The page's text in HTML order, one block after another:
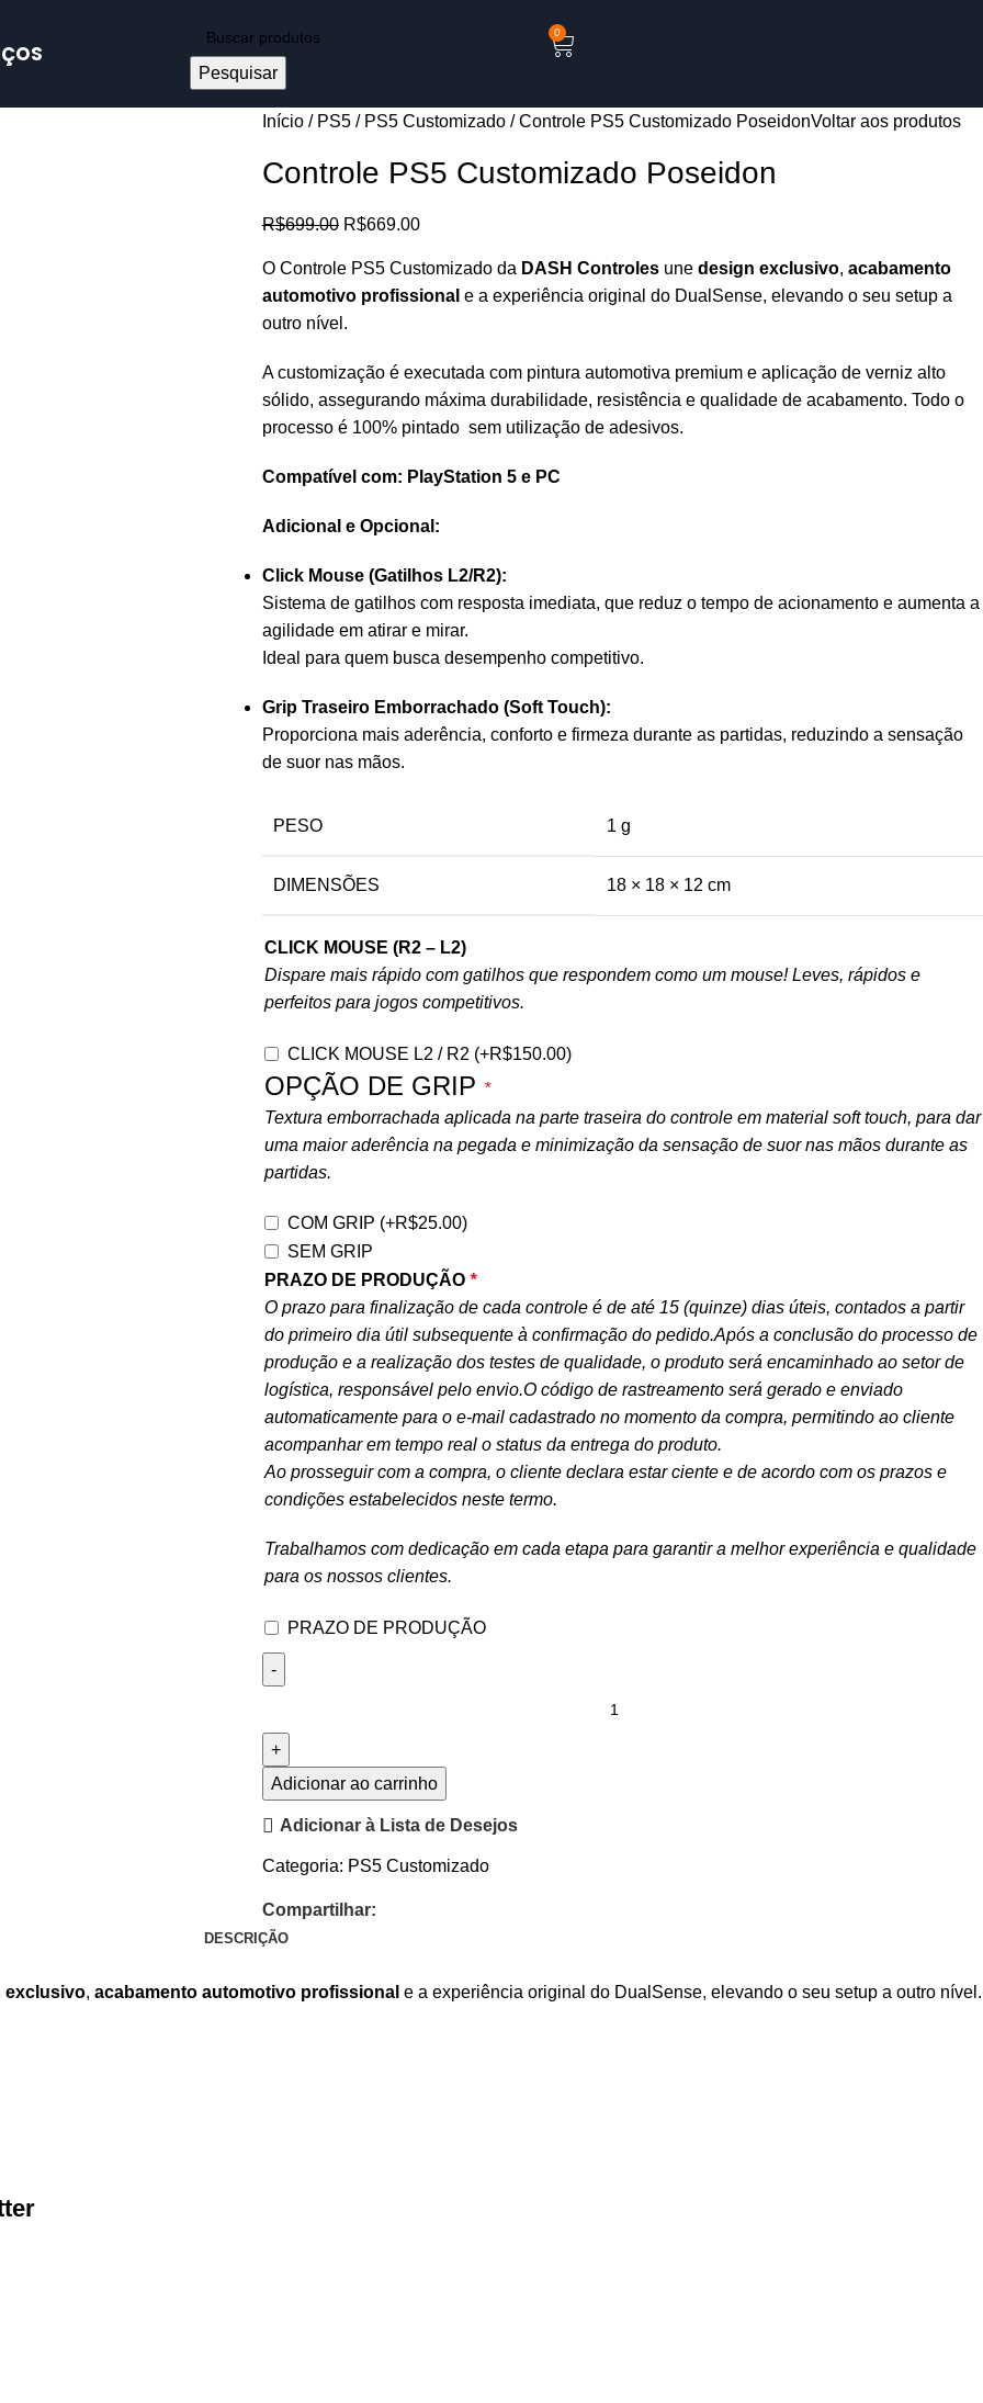
Pesquisar
0
Início PS5 PS5 Customizado Controle PS5 Customizado PoseidonVoltar aos produtos
Controle PS5 Customizado Poseidon
R$699.00 R$669.00
O Controle PS5 Customizado da DASH Controles une design exclusivo, acabamento
automotivo profissional e a experiência original do DualSense, elevando o seu setup a
outro nível.
A customização é executada com pintura automotiva premium e aplicação de verniz alto
sólido, assegurando máxima durabilidade, resistência e qualidade de acabamento. Todo o
processo é 100% pintado sem utilização de adesivos.
Compatível com: PlayStation 5 e PC
Adicional e Opcional:
Click Mouse (Gatilhos L2/R2):
Sistema de gatilhos com resposta imediata, que reduz o tempo de acionamento e aumenta a
agilidade em atirar e mirar.
Ideal para quem busca desempenho competitivo.
Grip Traseiro Emborrachado (Soft Touch):
Proporciona mais aderência, conforto e firmeza durante as partidas, reduzindo a sensação
de suor nas mãos.
PESO 1 g
DIMENSÕES 18 × 18 × 12 cm
CLICK MOUSE (R2 – L2)
Dispare mais rápido com gatilhos que respondem como um mouse! Leves, rápidos e
perfeitos para jogos competitivos.
CLICK MOUSE L2 / R2 (+R$150.00)
OPÇÃO DE GRIP *
Textura emborrachada aplicada na parte traseira do controle em material soft touch, para dar
uma maior aderência na pegada e minimização da sensação de suor nas mãos durante as
partidas.
COM GRIP (+R$25.00)
SEM GRIP
PRAZO DE PRODUÇÃO *
O prazo para finalização de cada controle é de até 15 (quinze) dias úteis, contados a partir
do primeiro dia útil subsequente à confirmação do pedido.Após a conclusão do processo de
produção e a realização dos testes de qualidade, o produto será encaminhado ao setor de
logística, responsável pelo envio.O código de rastreamento será gerado e enviado
automaticamente para o e-mail cadastrado no momento da compra, permitindo ao cliente
acompanhar em tempo real o status da entrega do produto.
Ao prosseguir com a compra, o cliente declara estar ciente e de acordo com os prazos e
condições estabelecidos neste termo.
Trabalhamos com dedicação em cada etapa para garantir a melhor experiência e qualidade
para os nossos clientes.
PRAZO DE PRODUÇÃO
Adicionar ao carrinho
Adicionar à Lista de Desejos
Categoria: PS5 Customizado
Compartilhar:
DESCRIÇÃO
exclusivo, acabamento automotivo profissional e a experiência original do DualSense, elevando o seu setup a outro nível.